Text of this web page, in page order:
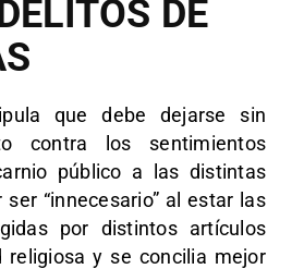
DE
que debe dejarse sin
contra los sentimientos
público a las distintas
“innecesario” al estar las
por distintos artículos
religiosa y se concilia mejor